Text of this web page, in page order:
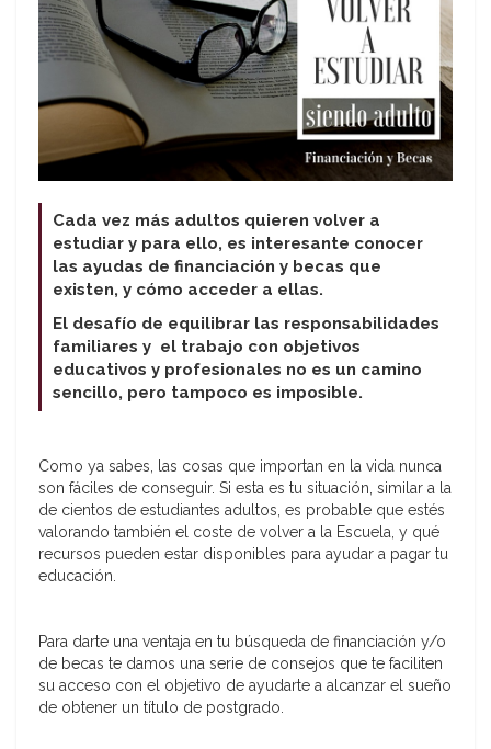
Cada vez más adultos quieren volver a
estudiar y para ello, es interesante conocer
las ayudas de financiación y becas que
existen, y cómo acceder a ellas.
El desafío de equilibrar las responsabilidades
familiares y el trabajo con objetivos
educativos y profesionales no es un camino
sencillo, pero tampoco es imposible.
Como ya sabes, las cosas que importan en la vida nunca
son fáciles de conseguir. Si esta es tu situación, similar a la
de cientos de estudiantes adultos, es probable que estés
valorando también el coste de volver a la Escuela, y qué
recursos pueden estar disponibles para ayudar a pagar tu
educación.
Para darte una ventaja en tu búsqueda de financiación y/o
de becas te damos una serie de consejos que te faciliten
su acceso con el objetivo de ayudarte a alcanzar el sueño
de obtener un título de postgrado.